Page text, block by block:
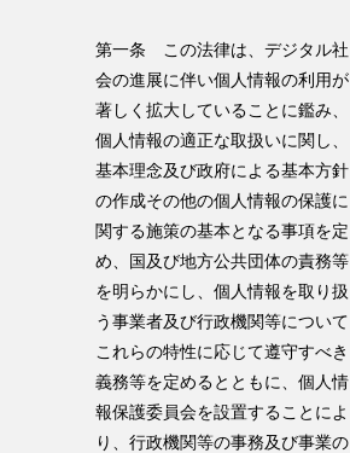
第一条 この法律は、デジタル社
会の進展に伴い個人情報の利用が
著しく拡大していることに鑑み、
個人情報の適正な取扱いに関し、
基本理念及び政府による基本方針
の作成その他の個人情報の保護に
関する施策の基本となる事項を定
め、国及び地方公共団体の責務等
を明らかにし、個人情報を取り扱
う事業者及び行政機関等について
これらの特性に応じて遵守すべき
義務等を定めるとともに、個人情
報保護委員会を設置することによ
り、行政機関等の事務及び事業の